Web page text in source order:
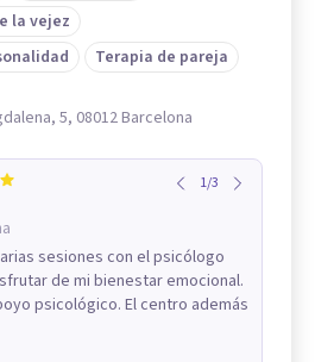
la vejez
Terapia de pareja
5, 08012 Barcelona
1/3
sesiones con el psicólogo
de mi bienestar emocional.
psicológico. El centro además